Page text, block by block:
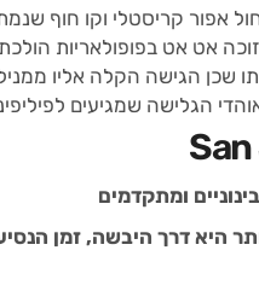
אט אט בפופולאריות
שכן הגישה הקלה אליו
הגלישה שמגיעים
ומתקדמים